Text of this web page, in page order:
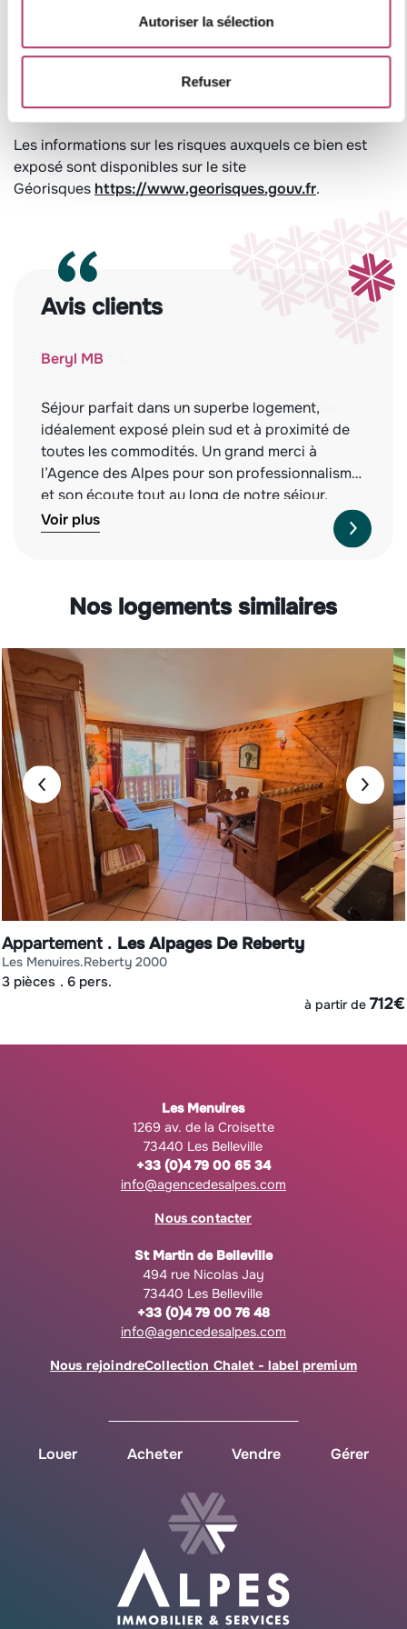
Autoriser la sélection
Refuser
Leaflet
Les informations sur les risques auxquels ce bien est
exposé sont disponibles sur le site
Géorisques https://www.georisques.gouv.fr.
Avis clients
Beryl MB
Séjour parfait dans un superbe logement,
idéalement exposé plein sud et à proximité de
toutes les commodités. Un grand merci à
l’Agence des Alpes pour son professionnalisme
et son écoute tout au long de notre séjour.
Nous recommandons vivement cette agence,
tant pour la qualité des biens proposés que
Voir plus
Nos logements similaires
Appartement Les Alpages De Reberty
les menuires reberty 2000
3 pièces 6 pers.
à partir de 712€
Les Menuires
1269 av. de la Croisette
73440 Les Belleville
+33 (0)4 79 00 65 34
info@agencedesalpes.com
Nous contacter
St Martin de Belleville
494 rue Nicolas Jay
73440 Les Belleville
+33 (0)4 79 00 76 48
info@agencedesalpes.com
Nous rejoindreCollection Chalet - label premium
Louer Acheter Vendre Gérer